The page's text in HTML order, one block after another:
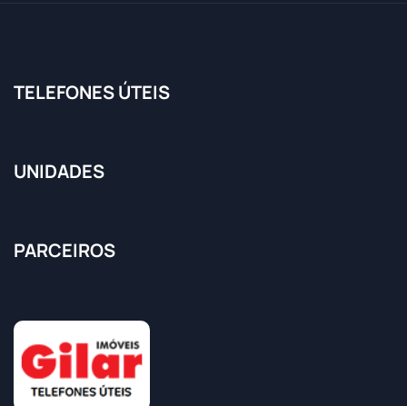
TELEFONES ÚTEIS
UNIDADES
PARCEIROS